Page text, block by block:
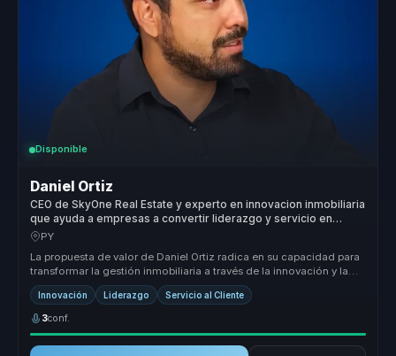
Disponible
Daniel Ortiz
CEO de SkyOne Real Estate y experto en innovacion inmobiliaria
que ayuda a empresas a convertir liderazgo y servicio en
crecimiento y ventaja competitiva.
PY
La propuesta de valor de Daniel Ortiz radica en su capacidad para
transformar la gestión inmobiliaria a través de la innovación y la
impl...
Innovación Liderazgo Servicio al Cliente
3conf.